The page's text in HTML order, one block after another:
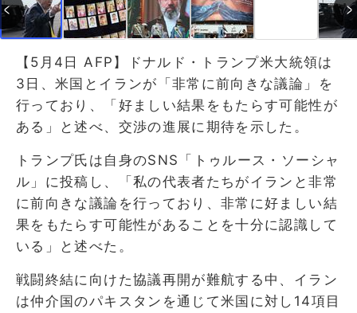
【5月4日 AFP】ドナルド・トランプ米大統領は
3日、米国とイランが「非常に前向きな議論」を
行っており、「好ましい結果をもたらす可能性が
ある」と述べ、交渉の進展に期待を示した。
トランプ氏は自身のSNS「トゥルース・ソーシャ
ル」に投稿し、「私の代表者たちがイランと非常
に前向きな議論を行っており、非常に好ましい結
果をもたらす可能性があることを十分に認識して
いる」と述べた。
戦闘終結に向けた協議再開が難航する中、イラン
は仲介国のパキスタンを通じて米国に対し14項目